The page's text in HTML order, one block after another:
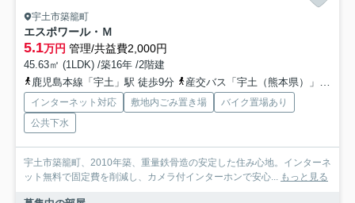
宇土市築籠町
エスポワール・Ｍ
5.1万円 管理/共益費2,000円
45.63㎡ (1LDK) /築16年 /2階建
鹿児島本線「宇土」駅 徒歩9分
産交バス「宇土（熊本県）」バス停下車 徒歩4分
インターネット対応 敷地内ごみ置き場
バイク置場あり
公共下水
宇土市築籠町、2010年築、重量鉄骨造の安定した住み心地。インターネ
ット無料で固定費を削減し、カメラ付インターホンで安心... もっと見る